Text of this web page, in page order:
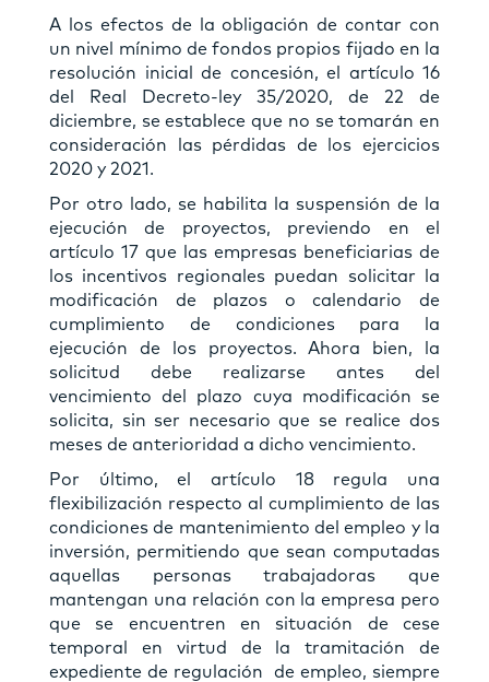
A los efectos de la obligación de contar con
un nivel mínimo de fondos propios fijado en la
resolución inicial de concesión, el artículo 16
del Real Decreto-ley 35/2020, de 22 de
diciembre, se establece que no se tomarán en
consideración las pérdidas de los ejercicios
2020 y 2021.
Por otro lado, se habilita la suspensión de la
ejecución de proyectos, previendo en el
artículo 17 que las empresas beneficiarias de
los incentivos regionales puedan solicitar la
modificación de plazos o calendario de
cumplimiento de condiciones para la
ejecución de los proyectos. Ahora bien, la
solicitud debe realizarse antes del
vencimiento del plazo cuya modificación se
solicita, sin ser necesario que se realice dos
meses de anterioridad a dicho vencimiento.
Por último, el artículo 18 regula una
flexibilización respecto al cumplimiento de las
condiciones de mantenimiento del empleo y la
inversión, permitiendo que sean computadas
aquellas personas trabajadoras que
mantengan una relación con la empresa pero
que se encuentren en situación de cese
temporal en virtud de la tramitación de
expediente de regulación de empleo, siempre